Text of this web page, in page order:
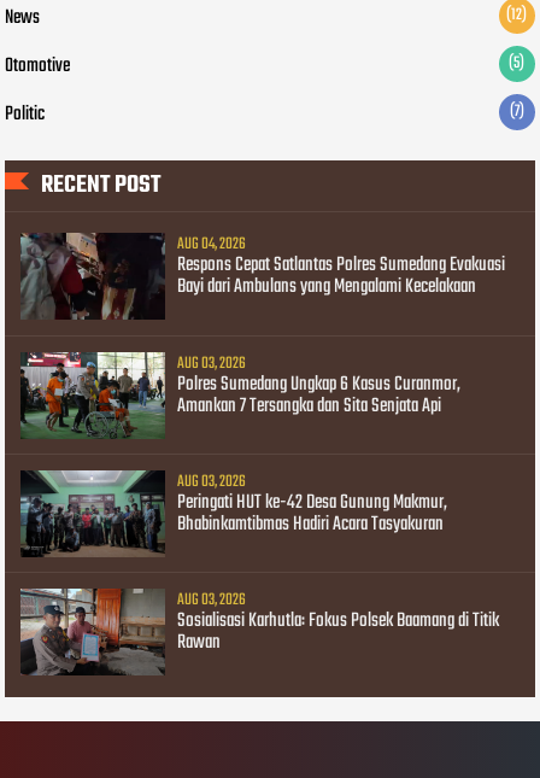
News (12)
Otomotive (5)
Politic (7)
RECENT POST
AUG 04, 2026
Respons Cepat Satlantas Polres Sumedang Evakuasi
Bayi dari Ambulans yang Mengalami Kecelakaan
AUG 03, 2026
Polres Sumedang Ungkap 6 Kasus Curanmor,
Amankan 7 Tersangka dan Sita Senjata Api
AUG 03, 2026
Peringati HUT ke-42 Desa Gunung Makmur,
Bhabinkamtibmas Hadiri Acara Tasyakuran
AUG 03, 2026
Sosialisasi Karhutla: Fokus Polsek Baamang di Titik
Rawan